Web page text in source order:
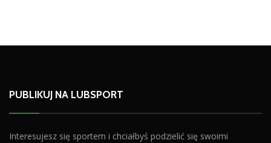
PUBLIKUJ NA LUBSPORT
Interesujesz się sportem i chciałbyś podzielić się swoimi